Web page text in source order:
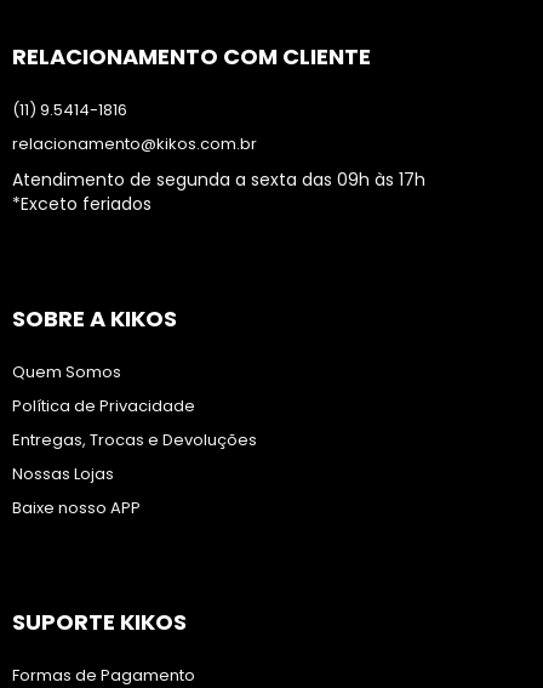
RELACIONAMENTO COM CLIENTE
(11) 9.5414-1816
relacionamento@kikos.com.br
Atendimento de segunda a sexta das 09h às 17h
*Exceto feriados
SOBRE A KIKOS
Quem Somos
Política de Privacidade
Entregas, Trocas e Devoluções
Nossas Lojas
Baixe nosso APP
SUPORTE KIKOS
Formas de Pagamento